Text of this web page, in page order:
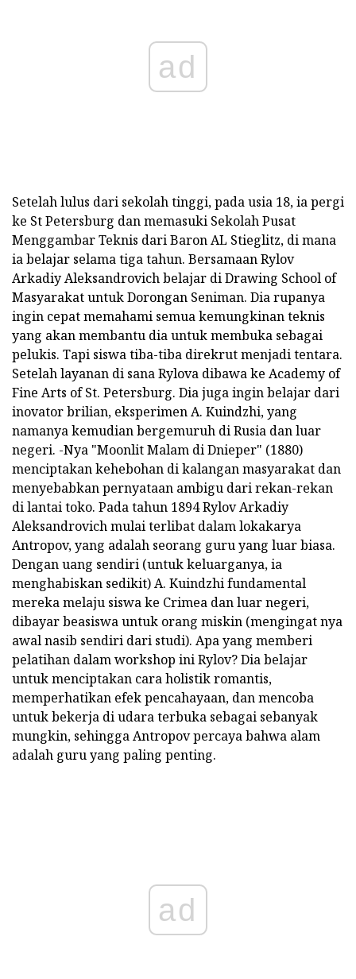
ad
Setelah lulus dari sekolah tinggi, pada usia 18, ia pergi
ke St Petersburg dan memasuki Sekolah Pusat
Menggambar Teknis dari Baron AL Stieglitz, di mana
ia belajar selama tiga tahun. Bersamaan Rylov
Arkadiy Aleksandrovich belajar di Drawing School of
Masyarakat untuk Dorongan Seniman. Dia rupanya
ingin cepat memahami semua kemungkinan teknis
yang akan membantu dia untuk membuka sebagai
pelukis. Tapi siswa tiba-tiba direkrut menjadi tentara.
Setelah layanan di sana Rylova dibawa ke Academy of
Fine Arts of St. Petersburg. Dia juga ingin belajar dari
inovator brilian, eksperimen A. Kuindzhi, yang
namanya kemudian bergemuruh di Rusia dan luar
negeri. -Nya "Moonlit Malam di Dnieper" (1880)
menciptakan kehebohan di kalangan masyarakat dan
menyebabkan pernyataan ambigu dari rekan-rekan
di lantai toko. Pada tahun 1894 Rylov Arkadiy
Aleksandrovich mulai terlibat dalam lokakarya
Antropov, yang adalah seorang guru yang luar biasa.
Dengan uang sendiri (untuk keluarganya, ia
menghabiskan sedikit) A. Kuindzhi fundamental
mereka melaju siswa ke Crimea dan luar negeri,
dibayar beasiswa untuk orang miskin (mengingat nya
awal nasib sendiri dari studi). Apa yang memberi
pelatihan dalam workshop ini Rylov? Dia belajar
untuk menciptakan cara holistik romantis,
memperhatikan efek pencahayaan, dan mencoba
untuk bekerja di udara terbuka sebagai sebanyak
mungkin, sehingga Antropov percaya bahwa alam
adalah guru yang paling penting.
ad